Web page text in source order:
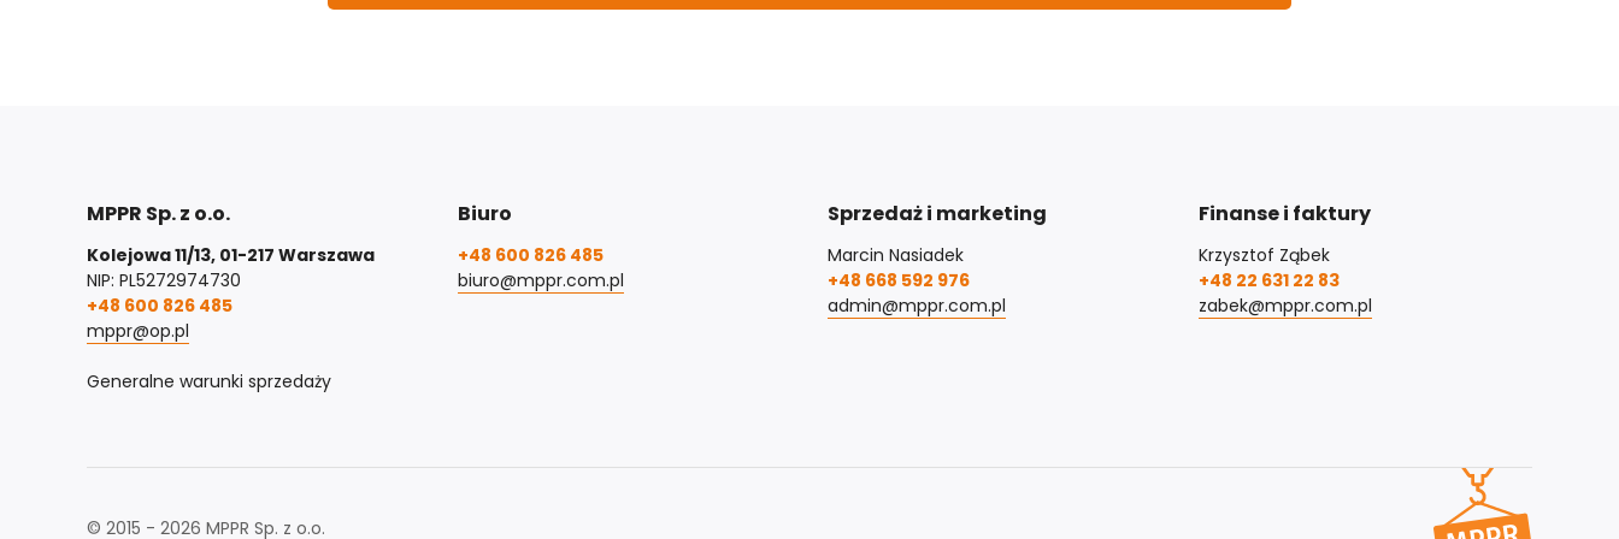
MPPR Sp. z o.o.
Kolejowa 11/13, 01-217 Warszawa
NIP: PL5272974730
+48 600 826 485
mppr@op.pl
Generalne warunki sprzedaży
Biuro
+48 600 826 485
biuro@mppr.com.pl
Sprzedaż i marketing
Marcin Nasiadek
+48 668 592 976
admin@mppr.com.pl
Finanse i faktury
Krzysztof Ząbek
+48 22 631 22 83
zabek@mppr.com.pl
© 2015 - 2026 MPPR Sp. z o.o.